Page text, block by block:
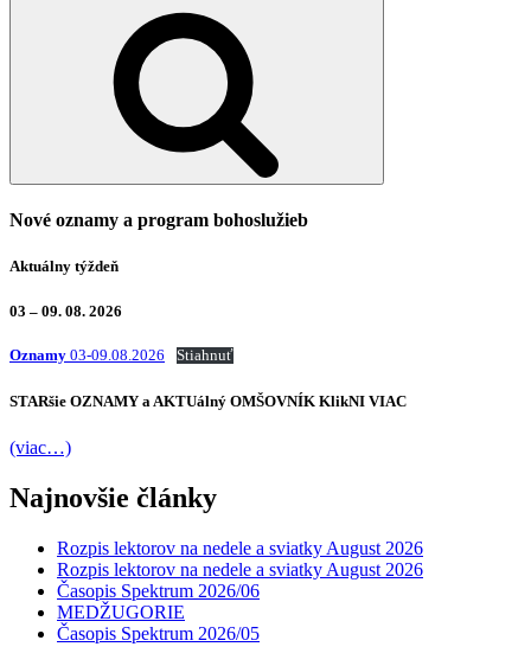
Nové oznamy a program bohoslužieb
Aktuálny týždeň
03 – 09. 08. 2026
Oznamy 03-09.08.2026 Stiahnuť
STARšie OZNAMY a AKTUálný OMŠOVNÍK KlikNI VIAC
(viac…)
Najnovšie články
Rozpis lektorov na nedele a sviatky August 2026
Rozpis lektorov na nedele a sviatky August 2026
Časopis Spektrum 2026/06
MEDŽUGORIE
Časopis Spektrum 2026/05